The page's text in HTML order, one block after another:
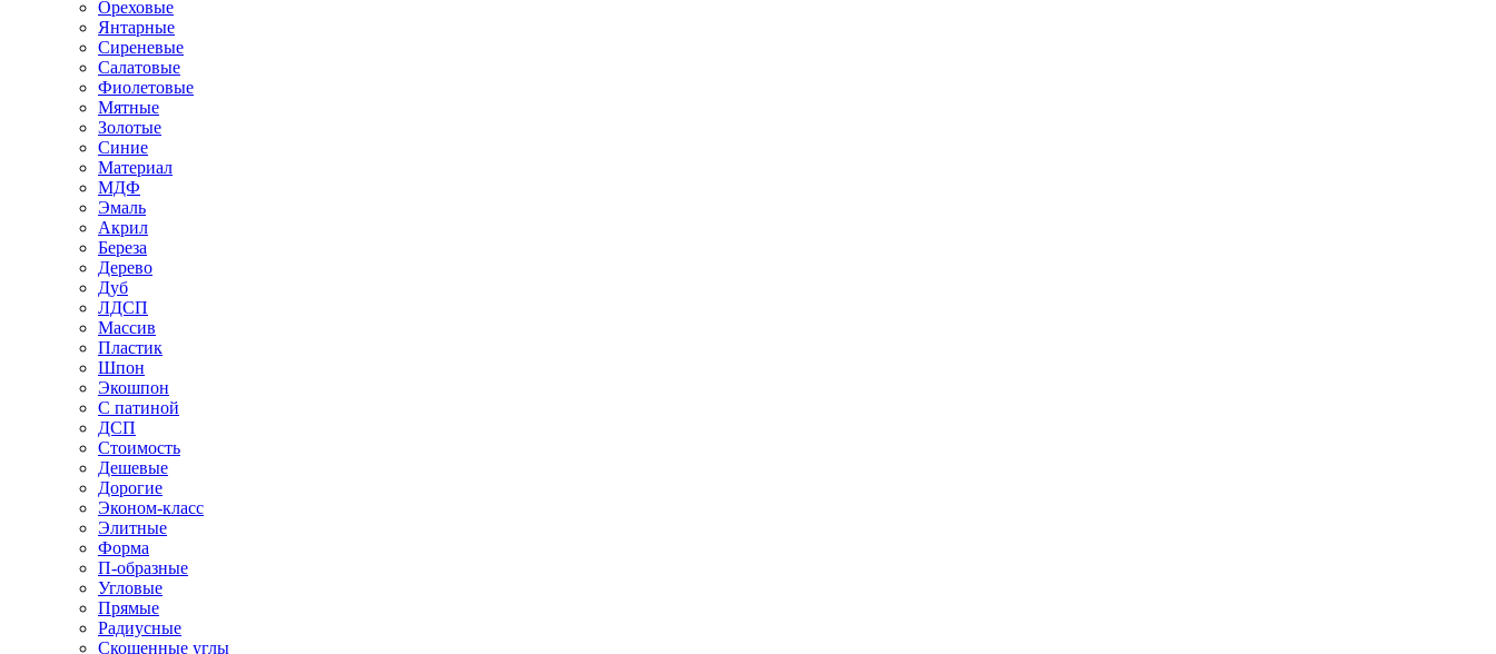
Ореховые
Янтарные
Сиреневые
Салатовые
Фиолетовые
Мятные
Золотые
Синие
Материал
МДФ
Эмаль
Акрил
Береза
Дерево
Дуб
ЛДСП
Массив
Пластик
Шпон
Экошпон
С патиной
ДСП
Стоимость
Дешевые
Дорогие
Эконом-класс
Элитные
Форма
П-образные
Угловые
Прямые
Радиусные
Скошенные углы